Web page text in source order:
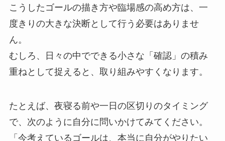
こうしたゴールの描き方や臨場感の高め方は、一
度きりの大きな決断として行う必要はありませ
ん。
むしろ、日々の中でできる小さな「確認」の積み
重ねとして捉えると、取り組みやすくなります。
たとえば、夜寝る前や一日の区切りのタイミング
で、次のように自分に問いかけてみてください。
「今考えているゴールは、本当に自分がやりたい